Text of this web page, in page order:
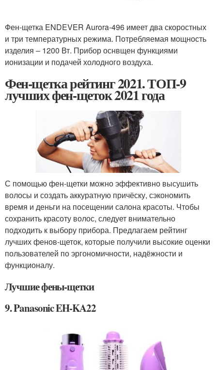
Фен-щетка ENDEVER Aurora-496 имеет два скоростных
и три температурных режима. Потребляемая мощность
изделия – 1200 Вт. Прибор оснвщен функциями
ионизации и подачей холодного воздуха.
Фен-щетка рейтинг 2021. ТОП-9
лучших фен-щеток 2021 года
С помощью фен-щетки можно эффективно высушить
волосы и создать аккуратную причёску, сэкономить
время и деньги на посещении салона красоты. Чтобы
сохранить красоту волос, следует внимательно
подходить к выбору прибора. Предлагаем рейтинг
лучших фенов-щеток, которые получили высокие оценки
пользователей по эргономичности, надёжности и
функционалу.
Лучшие фены-щетки
9. Panasonic EH-KA22